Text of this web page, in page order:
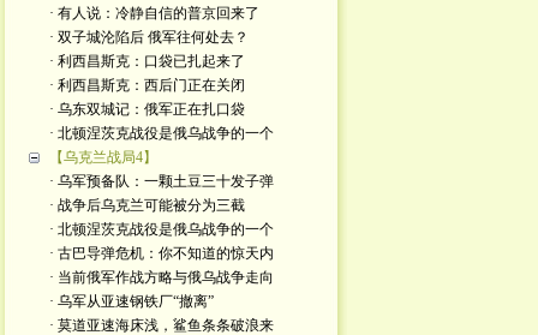
· 有人说：冷静自信的普京回来了
· 双子城沦陷后 俄军往何处去？
· 利西昌斯克：口袋已扎起来了
· 利西昌斯克：西后门正在关闭
· 乌东双城记：俄军正在扎口袋
· 北顿涅茨克战役是俄乌战争的一个
【乌克兰战局4】
· 乌军预备队：一颗土豆三十发子弹
· 战争后乌克兰可能被分为三截
· 北顿涅茨克战役是俄乌战争的一个
· 古巴导弹危机：你不知道的惊天内
· 当前俄军作战方略与俄乌战争走向
· 乌军从亚速钢铁厂“撤离”
· 莫道亚速海床浅，鲨鱼条条破浪来